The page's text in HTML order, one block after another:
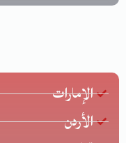
الإمارات
الأردن